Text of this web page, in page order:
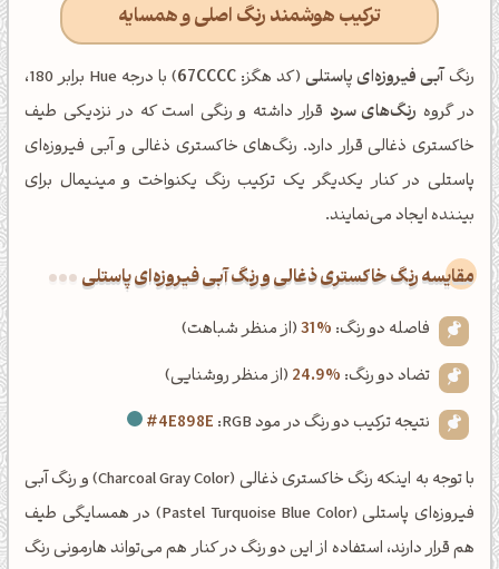
ترکیب هوشمند رنگ اصلی و همسایه
رنگآبی فیروزه‌ای پاستلی (کد هگز: 67CCCC
) با درجه Hue برابر 180،
در گروه رنگ‌های سرد قرار داشته و رنگی است که در نزدیکی طیف
خاکستری ذغالی قرار دارد. رنگ‌های خاکستری ذغالی و آبی فیروزه‌ای
پاستلی در کنار یکدیگر یک ترکیب رنگ یکنواخت و مینیمال برای
بیننده ایجاد می‌نمایند.
‌مقایسه رنگ خاکستری ذغالی و رنگ آبی فیروزه‌ای پاستلی
فاصله دو رنگ: 31%(از منظر شباهت)
تضاد دو رنگ: 24.9% (از منظر روشنایی)
نتیجه ترکیب دو رنگ در مود RGB:
#4E898E
با توجه به اینکه رنگ خاکستری ذغالی (Charcoal Gray Color) و رنگ آبی
فیروزه‌ای پاستلی (Pastel Turquoise Blue Color) در همسایگی طیف
هم قرار دارند، استفاده از این دو رنگ در کنار هم می‌تواند هارمونی رنگ